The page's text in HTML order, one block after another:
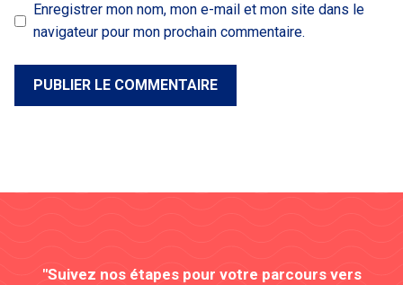
Enregistrer mon nom, mon e-mail et mon site dans le
navigateur pour mon prochain commentaire.
"Suivez nos étapes pour votre parcours vers